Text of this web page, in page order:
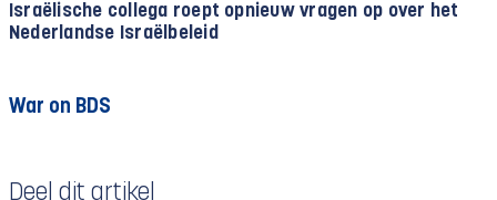
Israëlische collega roept opnieuw vragen op over het
Nederlandse Israëlbeleid
War on BDS
Deel dit artikel